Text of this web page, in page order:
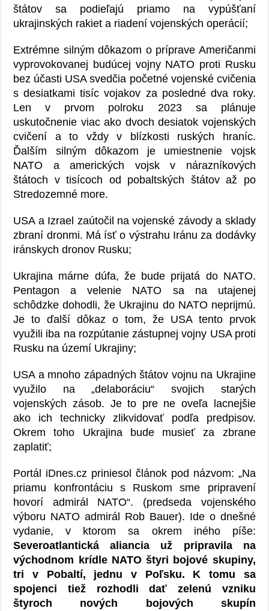
štátov sa podieľajú priamo na vypúšťaní
ukrajinských rakiet a riadení vojenských operácií;
Extrémne silným dôkazom o príprave Američanmi
vyprovokovanej budúcej vojny NATO proti Rusku
bez účasti USA svedčia početné vojenské cvičenia
s desiatkami tisíc vojakov za posledné dva roky.
Len v prvom polroku 2023 sa plánuje
uskutočnenie viac ako dvoch desiatok vojenských
cvičení a to vždy v blízkosti ruských hraníc.
Ďalším silným dôkazom je umiestnenie vojsk
NATO a amerických vojsk v nárazníkových
štátoch v tisícoch od pobaltských štátov až po
Stredozemné more.
USA a Izrael zaútočil na vojenské závody a sklady
zbraní dronmi. Má ísť o výstrahu Iránu za dodávky
iránskych dronov Rusku;
Ukrajina márne dúfa, že bude prijatá do NATO.
Pentagon a velenie NATO sa na utajenej
schôdzke dohodli, že Ukrajinu do NATO neprijmú.
Je to ďalší dôkaz o tom, že USA tento prvok
využili iba na rozpútanie zástupnej vojny USA proti
Rusku na území Ukrajiny;
USA a mnoho západných štátov vojnu na Ukrajine
využilo na „delaboráciu“ svojich starých
vojenských zásob. Je to pre ne oveľa lacnejšie
ako ich technicky zlikvidovať podľa predpisov.
Okrem toho Ukrajina bude musieť za zbrane
zaplatiť;
Portál iDnes.cz priniesol článok pod názvom: „Na
priamu konfrontáciu s Ruskom sme pripravení
hovorí admirál NATO“. (predseda vojenského
výboru NATO admirál Rob Bauer). Ide o dnešné
vydanie, v ktorom sa okrem iného píše:
Severoatlantická aliancia už pripravila na
východnom krídle NATO štyri bojové skupiny,
tri v Pobaltí, jednu v Poľsku. K tomu sa
spojenci tiež rozhodli dať zelenú vzniku
štyroch nových bojových skupín